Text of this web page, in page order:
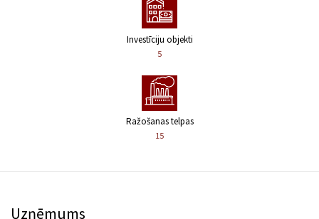
Investīciju objekti
5
Ražošanas telpas
15
Uzņēmums